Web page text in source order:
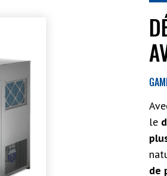
le
de